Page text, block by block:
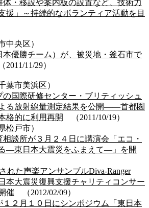
体・移設や案内板の設置など、技術力
援」～持続的なボランティア活動を目
中央区）
本優勝チーム）が、被災地・釜石市で
2011/11/29）
葉市美浜区）
国際研修センター・ブリティッシュ
る放射線量測定結果を公開――首都圏
格的に利用再開
（2011/10/19）
松戸市）
談所が３月２４日に講演会「エコ・
―東日本大震災をふまえて―」を開
れた声楽アンサンブルDiva-Ranger
本大震災復興支援チャリティコンサー
催 （2012/02/09）
１２月１０日にシンポジウム「東日本